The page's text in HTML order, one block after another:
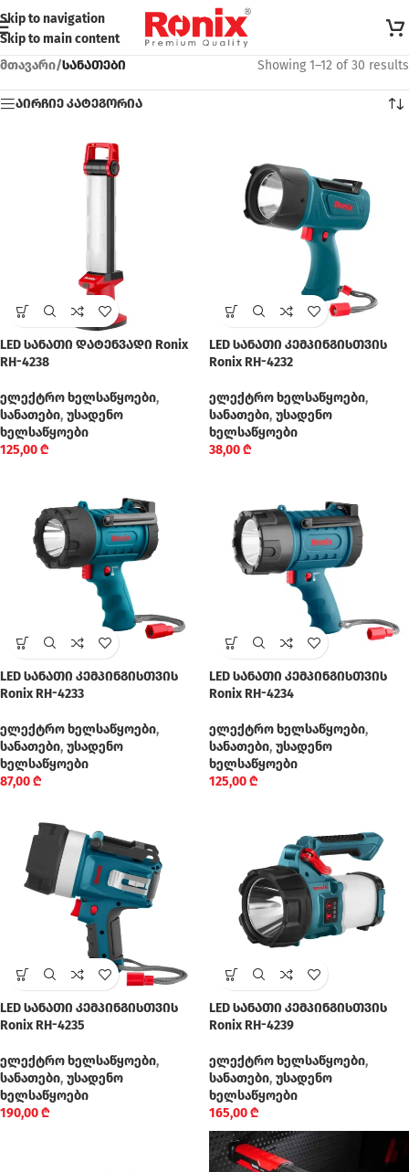
Skip to navigation
Skip to main content
მთავარი/სანათები Showing 1–12 of 30 results
აირჩიე კატეგორია
LED სანათი დატენვადი Ronix
RH-4238
ელექტრო ხელსაწყოები,
სანათები, უსადენო
ხელსაწყოები
125,00₾
LED სანათი კემპინგისთვის
Ronix RH-4232
ელექტრო ხელსაწყოები,
სანათები, უსადენო
ხელსაწყოები
38,00₾
LED სანათი კემპინგისთვის
Ronix RH-4233
ელექტრო ხელსაწყოები,
სანათები, უსადენო
ხელსაწყოები
87,00₾
LED სანათი კემპინგისთვის
Ronix RH-4234
ელექტრო ხელსაწყოები,
სანათები, უსადენო
ხელსაწყოები
125,00₾
LED სანათი კემპინგისთვის
Ronix RH-4235
ელექტრო ხელსაწყოები,
სანათები, უსადენო
ხელსაწყოები
190,00₾
LED სანათი კემპინგისთვის
Ronix RH-4239
ელექტრო ხელსაწყოები,
სანათები, უსადენო
ხელსაწყოები
165,00₾